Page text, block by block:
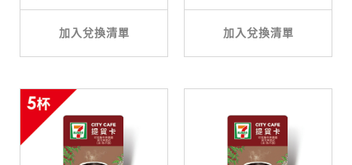
加入兌換清單 加入兌換清單